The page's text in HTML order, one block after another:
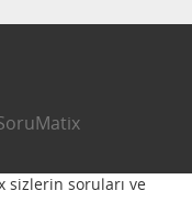
sizlerin soruları ve